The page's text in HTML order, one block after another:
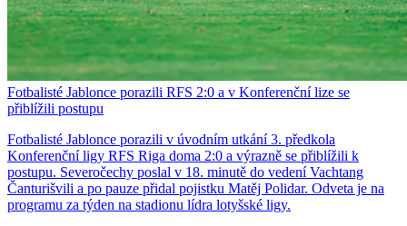
Fotbalisté Jablonce porazili RFS 2:0 a v Konferenční lize se
přiblížili postupu
Fotbalisté Jablonce porazili v úvodním utkání 3. předkola
Konferenční ligy RFS Riga doma 2:0 a výrazně se přiblížili k
postupu. Severočechy poslal v 18. minutě do vedení Vachtang
Čanturišvili a po pauze přidal pojistku Matěj Polidar. Odveta je na
programu za týden na stadionu lídra lotyšské ligy.